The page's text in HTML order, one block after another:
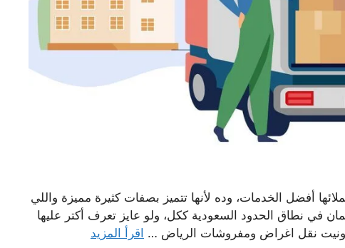
أفضل الخدمات، وده لأنها تتميز بصفات كثيرة مميزة واللي
في نطاق الحدود السعودية ككل، ولو عايز تعرف أكتر عليها
ونيت نقل اغراض ومفروشات الرياض … اقرأ المزيد